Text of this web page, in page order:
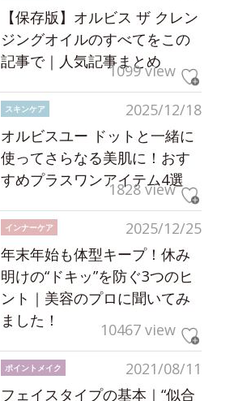
【保存版】オルビス ザ クレン
ジングオイルのすべてをこの
記事で｜人気記事まとめ
1099 view
2025/12/18
スキンケア
オルビスユー ドットと一緒に
使ってさらなる美肌に！おす
すめプラスワンアイテム4選
1828 view
2025/12/25
インナーケア
年末年始も体型キープ！休み
明けの“ドキッ”を防ぐ3つのヒ
ント｜美容のプロに聞いてみ
ました！
10467 view
2021/08/11
ポイントメイク
フェイスタイプの基本｜“似合